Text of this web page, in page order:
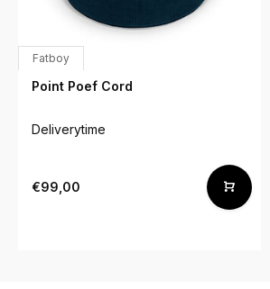
Fatboy
Point Poef Cord
Deliverytime
€99,00